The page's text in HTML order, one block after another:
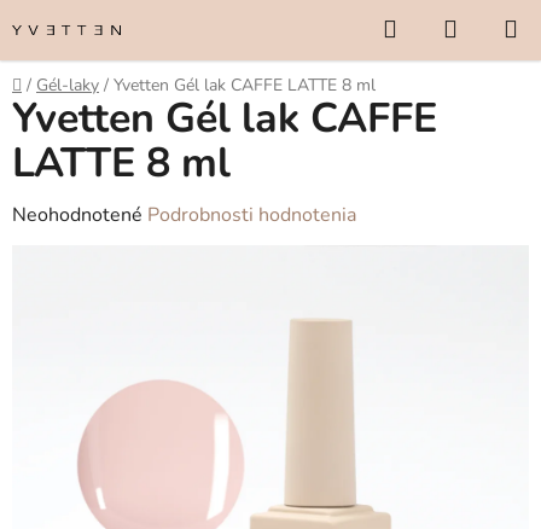
na
obsah
Hľadať
KOŠÍK
Domov
/ Gél-laky / Yvetten Gél lak CAFFE LATTE 8 ml
Yvetten Gél lak CAFFE
LATTE 8 ml
Priemerné
hviezdičiek.
Neohodnotené Podrobnosti hodnotenia